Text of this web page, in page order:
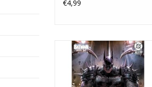
€4,99
DC COMICS Absolute Batman
Ark-M Special #1 Second Printing
Derrick Chew
TOEVOEGEN AAN WINKELWAGEN